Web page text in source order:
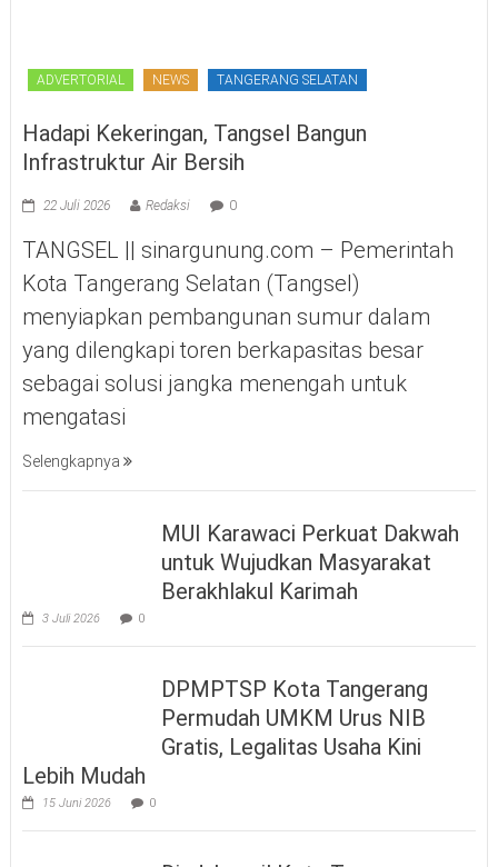
ADVERTORIAL NEWS TANGERANG SELATAN
Hadapi Kekeringan, Tangsel Bangun
Infrastruktur Air Bersih
22 Juli 2026 Redaksi 0
TANGSEL || sinargunung.com – Pemerintah
Kota Tangerang Selatan (Tangsel)
menyiapkan pembangunan sumur dalam
yang dilengkapi toren berkapasitas besar
sebagai solusi jangka menengah untuk
mengatasi
Selengkapnya
MUI Karawaci Perkuat Dakwah
untuk Wujudkan Masyarakat
Berakhlakul Karimah
3 Juli 2026 0
DPMPTSP Kota Tangerang
Permudah UMKM Urus NIB
Gratis, Legalitas Usaha Kini
Lebih Mudah
15 Juni 2026 0